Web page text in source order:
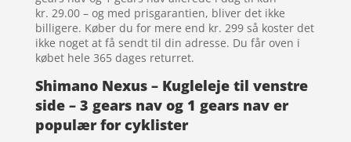
kr. 29.00 – og med prisgarantien, bliver det ikke
billigere. Køber du for mere end kr. 299 så koster det
ikke noget at få sendt til din adresse. Du får oven i
købet hele 365 dages returret.
Shimano Nexus – Kugleleje til venstre
side – 3 gears nav og 1 gears nav er
populær for cyklister